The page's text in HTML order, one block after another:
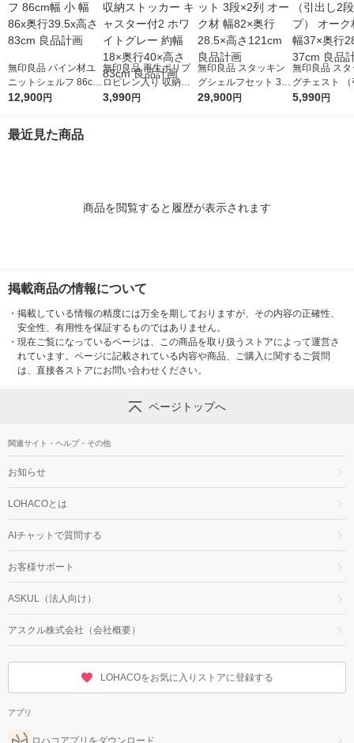
無印良品 パイン材ユ
ニットシェルフ 86cm
幅 小 幅86x奥行39.5x
12,900円
無印良品 再生ポリプ
ロピレン入り 収納ス
トッカー キャスター
3,990円
無印良品 スタッキン
グシェルフセット 3段
×2列 オーク材 幅82×
29,900円
無印良品 スタ
グチェスト
段タイプ） オ
5,990円
最近見た商品
商品を閲覧すると履歴が表示されます
掲載商品の情報について
・ 掲載している情報の精度には万全を期しておりますが、その内容の正確性、
安全性、有用性を保証するものではありません。
・ 現在ご覧になっているページは、この商品を取り扱うストアによって運営さ
れています。ページに記載されている内容や商品、ご購入に関するご質問
は、直接各ストアにお問い合わせください。
ページトップへ
関連サイト・ヘルプ・その他
お知らせ
LOHACOとは
AIチャットで質問する
お客様サポート
ASKUL（法人向け）
アスクル株式会社（会社概要）
LOHACOをお気に入りストアに登録する
アプリ
ロハコアプリをダウンロード